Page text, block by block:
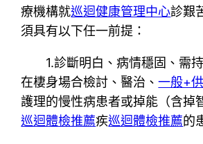
療機構就巡迴健康管理中心診艱
須具有以下任一前提：
1.診斷明白、病情穩固、需
在棲身場合檢討、醫治、一般+
護理的慢性病患者或掉能（含掉
巡迴體檢推薦疾巡迴體檢推薦的